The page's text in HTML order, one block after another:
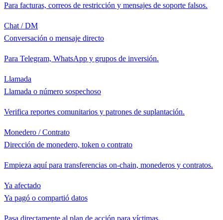
Para facturas, correos de restricción y mensajes de soporte falsos.
Chat / DM
Conversación o mensaje directo
Para Telegram, WhatsApp y grupos de inversión.
Llamada
Llamada o número sospechoso
Verifica reportes comunitarios y patrones de suplantación.
Monedero / Contrato
Dirección de monedero, token o contrato
Empieza aquí para transferencias on-chain, monederos y contratos.
Ya afectado
Ya pagó o compartió datos
Pasa directamente al plan de acción para víctimas.